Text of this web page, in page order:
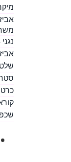
נגני MP3/MP4